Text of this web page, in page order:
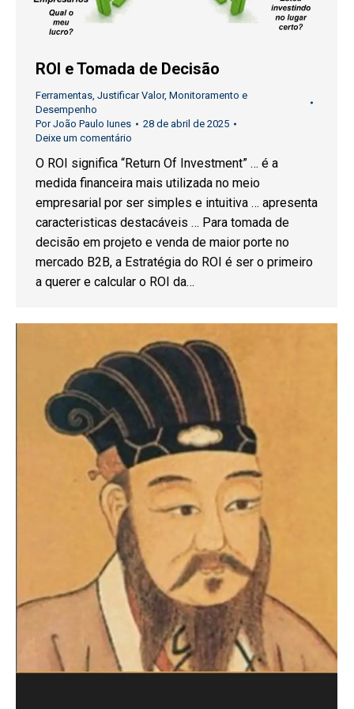
ROI e Tomada de Decisão
Ferramentas Justificar Valor, Monitoramento e
Desempenho
PorJoão Paulo Iunes
28 de abril de 2025
Deixe um comentário
O ROI significa “Return Of Investment” … é a
medida financeira mais utilizada no meio
empresarial por ser simples e intuitiva … apresenta
caracteristicas destacáveis … Para tomada de
decisão em projeto e venda de maior porte no
mercado B2B, a Estratégia do ROI é ser o primeiro
a querer e calcular o ROI da…